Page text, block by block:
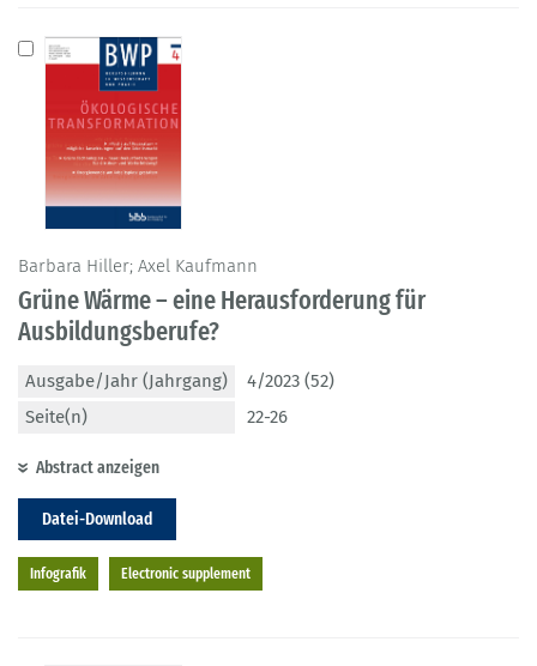
Barbara Hiller; Axel Kaufmann
Grüne Wärme – eine Herausforderung für
Ausbildungsberufe?
Ausgabe/Jahr (Jahrgang)
4/2023 (52)
Seite(n)
22-26
Abstract anzeigen
Datei-Download
Infografik Electronic supplement